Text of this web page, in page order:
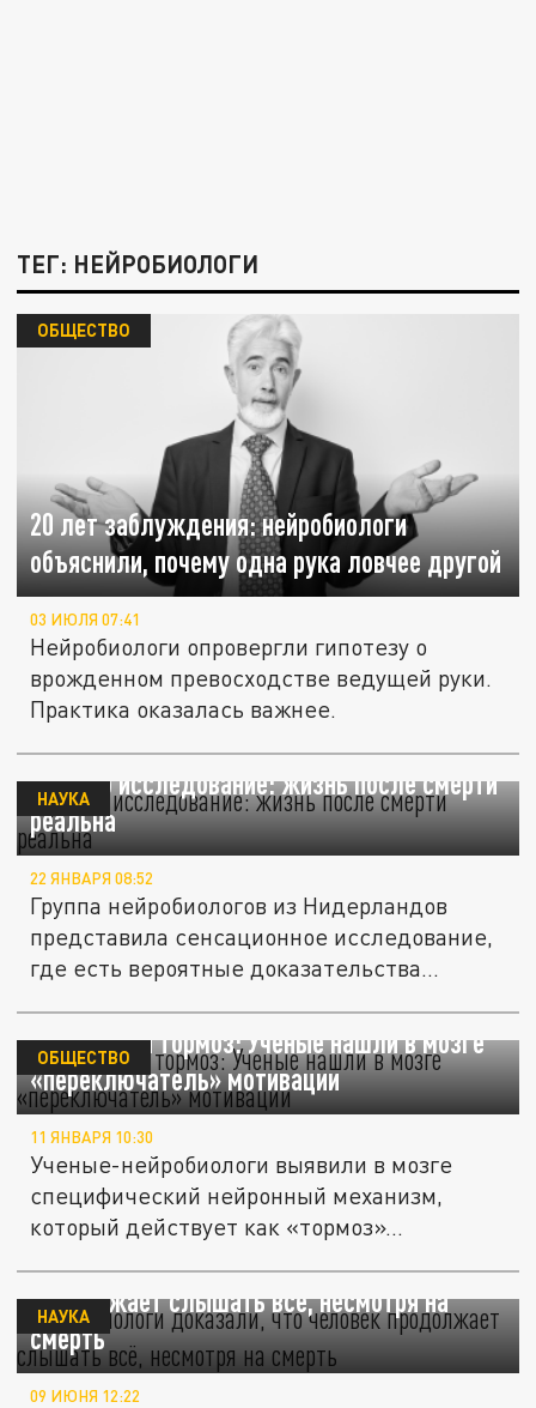
ТЕГ: НЕЙРОБИОЛОГИ
20 лет заблуждения: нейробиологи
объяснили, почему одна рука ловчее другой
ОБЩЕСТВО
03 ИЮЛЯ 07:41
Нейробиологи опровергли гипотезу о
врожденном превосходстве ведущей руки.
Практика оказалась важнее.
Прошло исследование: жизнь после смерти
реальна
НАУКА
22 ЯНВАРЯ 08:52
Группа нейробиологов из Нидерландов
представила сенсационное исследование,
где есть вероятные доказательства...
Стимул или тормоз: Ученые нашли в мозге
«переключатель» мотивации
ОБЩЕСТВО
11 ЯНВАРЯ 10:30
Ученые-нейробиологи выявили в мозге
специфический нейронный механизм,
который действует как «тормоз»...
Нейробиологи доказали, что человек
продолжает слышать всё, несмотря на
смерть
НАУКА
09 ИЮНЯ 12:22